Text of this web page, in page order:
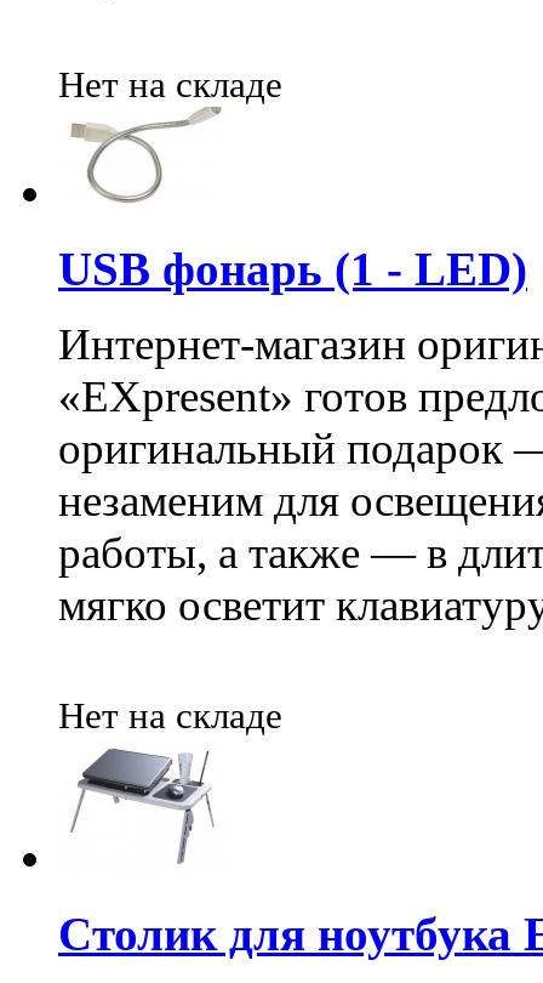
Нет на складе
USB фонарь (1 - LED)
Интернет-магазин
«EXpresent» готов
оригинальный подарок
незаменим для
работы, а также — в
мягко осветит
Нет на складе
Cтолик для ноутбука